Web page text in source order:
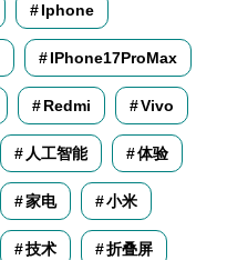
Iphone
IPhone17ProMax
Redmi Vivo
人工智能 体验
家电 小米
技术 折叠屏